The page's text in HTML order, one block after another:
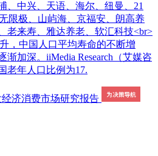
、中兴、天语、海尔、纽曼、21
限极、山屿海、京福安、朗高养
老来寿、雅达养老、软汇科技<br>
，中国人口平均寿命的不断增
加深。iiMedia Research（艾媒咨
老年人口比例为17.